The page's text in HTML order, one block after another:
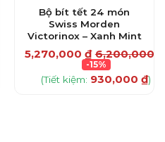
Bộ bít tết 24 món
Swiss Morden
Victorinox – Xanh Mint
5,270,000 ₫ 6,200,000
-15%
(Tiết kiệm: 930,000₫)